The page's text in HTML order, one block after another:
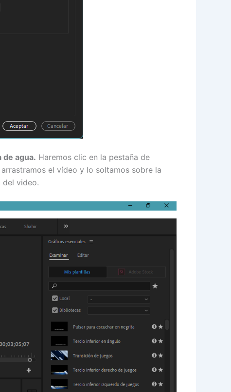
de agua. Haremos clic en la pestaña de
el vídeo y lo soltamos sobre la
del video.